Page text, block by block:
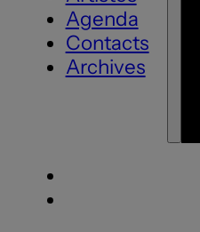
Agenda
Contacts
Archives